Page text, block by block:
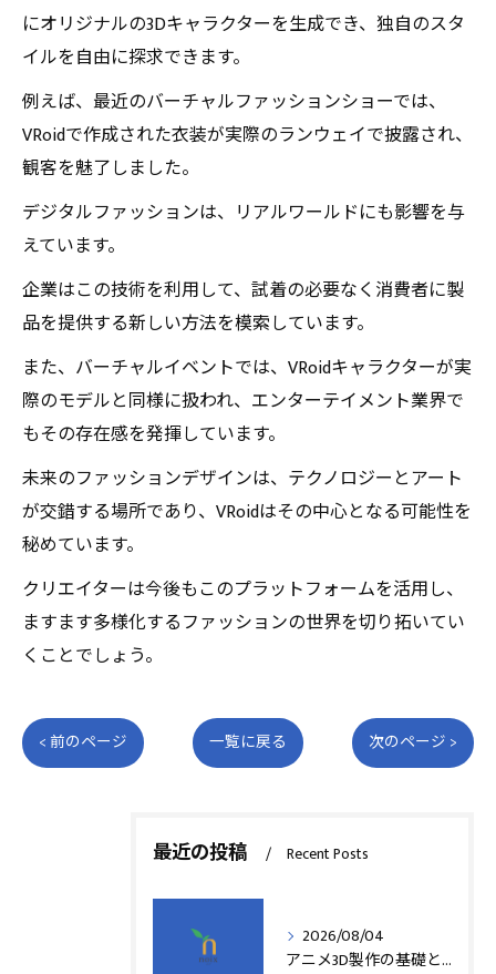
にオリジナルの3Dキャラクターを生成でき、独自のスタ
イルを自由に探求できます。
例えば、最近のバーチャルファッションショーでは、
VRoidで作成された衣装が実際のランウェイで披露され、
観客を魅了しました。
デジタルファッションは、リアルワールドにも影響を与
えています。
企業はこの技術を利用して、試着の必要なく消費者に製
品を提供する新しい方法を模索しています。
また、バーチャルイベントでは、VRoidキャラクターが実
際のモデルと同様に扱われ、エンターテイメント業界で
もその存在感を発揮しています。
未来のファッションデザインは、テクノロジーとアート
が交錯する場所であり、VRoidはその中心となる可能性を
秘めています。
クリエイターは今後もこのプラットフォームを活用し、
ますます多様化するファッションの世界を切り拓いてい
くことでしょう。
< 前のページ 一覧に戻る 次のページ >
最近の投稿 Recent Posts
2026/08/04
アニメ3D製作の基礎と実践法